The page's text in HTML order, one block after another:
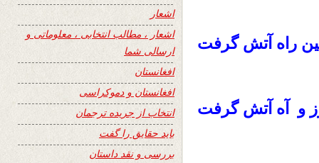
راه آتش گرفت
و آه آتش گرفت
اشعار
اشعار ، مطالب انتخابی ، معلوماتی و
ارسالی شما
افغانستان
افغانستان و دموکراسی
انتخاب از جریده ترجمان
باید حقایق را گفت
بررسی و نقد داستان